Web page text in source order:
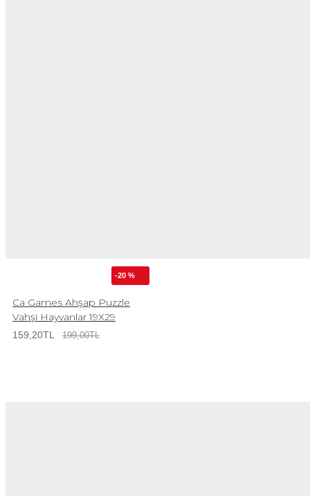
-20 %
Ca Games Ahşap Puzzle
Vahşi Hayvanlar 19X29
159,20TL 199,00TL